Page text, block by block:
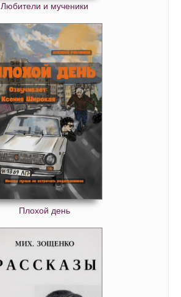
Любители и мученики
Плохой день